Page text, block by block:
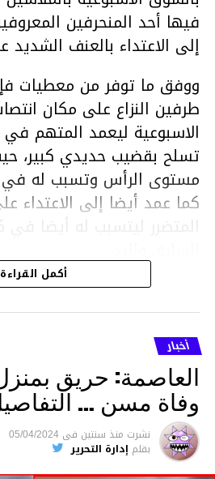
فيها أحد المنحرفين
إلى الاعتداء بالعنف
ووفق ما توفر من معطيات
طرفين النزاع على مكان
الاسبوعية ليعمد المتهم
تسلح بقضيب حديدي كبير،
مستوى الرأس وتسبب له في
كما عمد أيضا إلى
المتضرر ليتسبب له أيضا
هذا وقد تمكن أعوان مركز
هلال في توقيت قياسي من
والقبض عليه وإحالته على
ما نُسبه إليه.
متابعة
قسم الاخبار
أكمل القراءة
أخبار
العاصمة: حريق
وفاة مسن …
نشرت منذ سنتين فى 05/04/2024
بقلم إدارة التحرير